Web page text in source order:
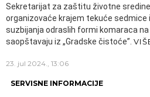
Sekretarijat za zaštitu životne sredine
organizovaće krajem tekuće
suzbijanja odraslih formi komaraca
saopštavaju iz „Gradske čistoće”.
23. jul 2024., 13:06
SERVISNE INFORMACIJE